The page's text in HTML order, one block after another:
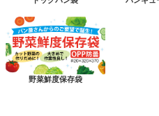
野菜鮮度保存袋